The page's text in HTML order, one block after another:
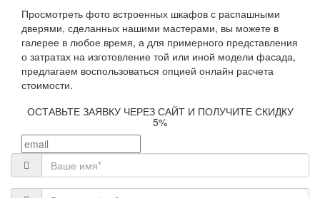
Просмотреть фото встроенных шкафов с распашными
дверями, сделанных нашими мастерами, вы можете в
галерее в любое время, а для примерного представления
о затратах на изготовление той или иной модели фасада,
предлагаем воспользоваться опцией онлайн расчета
стоимости.
ОСТАВЬТЕ ЗАЯВКУ ЧЕРЕЗ САЙТ И ПОЛУЧИТЕ СКИДКУ
5%